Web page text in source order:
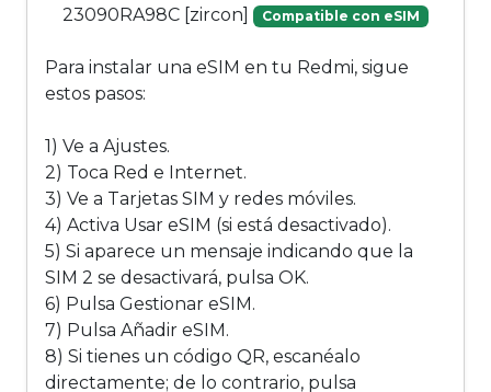
23090RA98C [zircon] Compatible con eSIM
Para instalar una eSIM en tu Redmi, sigue
estos pasos:
1) Ve a Ajustes.
2) Toca Red e Internet.
3) Ve a Tarjetas SIM y redes móviles.
4) Activa Usar eSIM (si está desactivado).
5) Si aparece un mensaje indicando que la
SIM 2 se desactivará, pulsa OK.
6) Pulsa Gestionar eSIM.
7) Pulsa Añadir eSIM.
8) Si tienes un código QR, escanéalo
directamente; de lo contrario, pulsa